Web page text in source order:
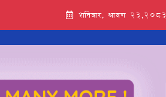
शनिबार, श्रावण २३,२०८३